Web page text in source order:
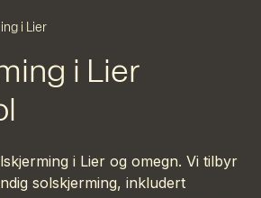
i Lier
i Lier
i Lier og omegn. Vi tilbyr
solskjerming, inkludert